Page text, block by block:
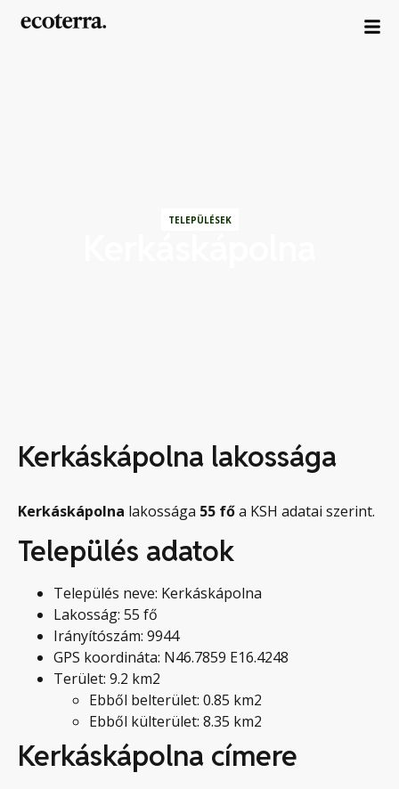
TELEPÜLÉSEK
Kerkáskápolna lakossága
Kerkáskápolna lakossága 55 főa KSH adatai szerint.
Település adatok
Település neve: Kerkáskápolna
Lakosság: 55 fő
Irányítószám: 9944
GPS koordináta: N46.7859 E16.4248
Terület: 9.2 km2
Ebből belterület: 0.85 km2
Ebből külterület: 8.35 km2
Kerkáskápolna címere